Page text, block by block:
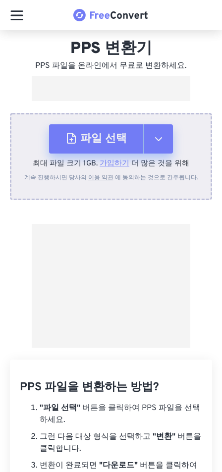
PPS 변환기
PPS 파일을 온라인에서 무료로 변환하세요.
파일 선택
장치에서
최대 파일 크기 1GB. 가입하기 더 많은 것을 위해
계속 진행하시면 당사의 이용 약관에 동의하는 것으로 간주됩니다.
PPS 파일을 변환하는 방법?
"파일 선택" 버튼을 클릭하여 PPS 파일을 선택
하세요.
그런 다음 대상 형식을 선택하고 "변환" 버튼을
클릭합니다.
변환이 완료되면 "다운로드" 버튼을 클릭하여